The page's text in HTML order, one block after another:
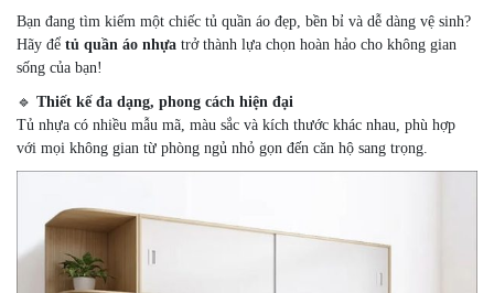
Bạn đang tìm kiếm một chiếc tủ quần áo đẹp, bền bỉ và dễ dàng vệ sinh?
Hãy để tủ quần áo nhựa trở thành lựa chọn hoàn hảo cho không gian
sống của bạn!
🔹 Thiết kế đa dạng, phong cách hiện đại
Tủ nhựa có nhiều mẫu mã, màu sắc và kích thước khác nhau, phù hợp
với mọi không gian từ phòng ngủ nhỏ gọn đến căn hộ sang trọng.